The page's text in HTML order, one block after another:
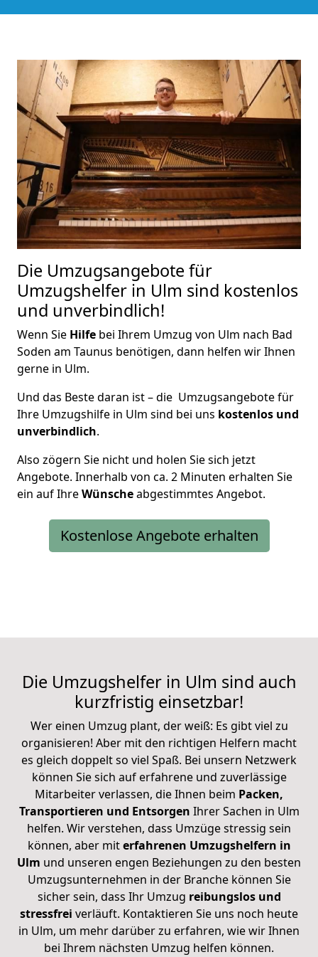
Die Umzugsangebote für
Umzugshelfer in Ulm sind kostenlos
und unverbindlich!
Wenn Sie Hilfe bei Ihrem Umzug von Ulm nach Bad
Soden am Taunus benötigen, dann helfen wir Ihnen
gerne in Ulm.
Und das Beste daran ist – die Umzugsangebote für
Ihre Umzugshilfe in Ulm sind bei uns kostenlos und
unverbindlich.
Also zögern Sie nicht und holen Sie sich jetzt
Angebote. Innerhalb von ca. 2 Minuten erhalten Sie
ein auf IhreWünscheabgestimmtes Angebot.
Kostenlose Angebote erhalten
Die Umzugshelfer in Ulm sind auch
kurzfristig einsetzbar!
Wer einen Umzug plant, der weiß: Es gibt viel zu
organisieren! Aber mit den richtigen Helfern macht
es gleich doppelt so viel Spaß. Bei unsern Netzwerk
können Sie sich auf erfahrene und zuverlässige
Mitarbeiter verlassen, die Ihnen beim Packen,
Transportieren und Entsorgen Ihrer Sachen in Ulm
helfen. Wir verstehen, dass Umzüge stressig sein
können, aber miterfahrenen Umzugshelfern in
Ulm und unseren engen Beziehungen zu den besten
Umzugsunternehmen in der Branche können Sie
sicher sein, dass Ihr Umzug reibungslos und
stressfrei verläuft. Kontaktieren Sie uns noch heute
in Ulm, um mehr darüber zu erfahren, wie wir Ihnen
bei Ihrem nächsten Umzug helfen können.